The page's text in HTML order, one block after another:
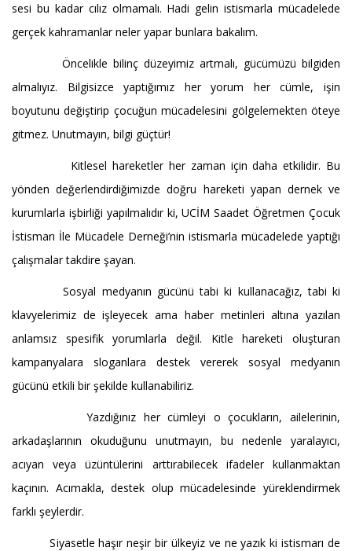
sesi bu kadar cılız olmamalı. Hadi gelin istismarla mücadelede
gerçek kahramanlar neler yapar bunlara bakalım.
Öncelikle bilinç düzeyimiz artmalı, gücümüzü bilgiden
almalıyız. Bilgisizce yaptığımız her yorum her cümle, işin
boyutunu değiştirip çocuğun mücadelesini gölgelemekten öteye
gitmez. Unutmayın, bilgi güçtür!
Kitlesel hareketler her zaman için daha etkilidir. Bu
yönden değerlendirdiğimizde doğru hareketi yapan dernek ve
kurumlarla işbirliği yapılmalıdır ki, UCİM Saadet Öğretmen Çocuk
İstismarı İle Mücadele Derneği’nin istismarla mücadelede yaptığı
çalışmalar takdire şayan.
Sosyal medyanın gücünü tabi ki kullanacağız, tabi ki
klavyelerimiz de işleyecek ama haber metinleri altına yazılan
anlamsız spesifik yorumlarla değil. Kitle hareketi oluşturan
kampanyalara sloganlara destek vererek sosyal medyanın
gücünü etkili bir şekilde kullanabiliriz.
Yazdığınız her cümleyi o çocukların, ailelerinin,
arkadaşlarının okuduğunu unutmayın, bu nedenle yaralayıcı,
acıyan veya üzüntülerini arttırabilecek ifadeler kullanmaktan
kaçının. Acımakla, destek olup mücadelesinde yüreklendirmek
farklı şeylerdir.
Siyasetle haşır neşir bir ülkeyiz ve ne yazık ki istismarı de